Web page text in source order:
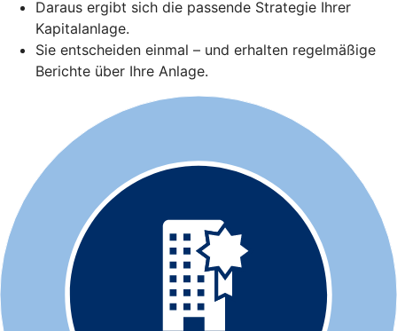
Daraus ergibt sich die passende Strategie Ihrer
Kapitalanlage.
Sie entscheiden einmal – und erhalten regelmäßige
Berichte über Ihre Anlage.